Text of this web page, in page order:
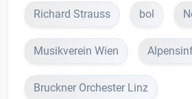
Richard Strauss bol
Musikverein Wien
Bruckner Orchester Linz